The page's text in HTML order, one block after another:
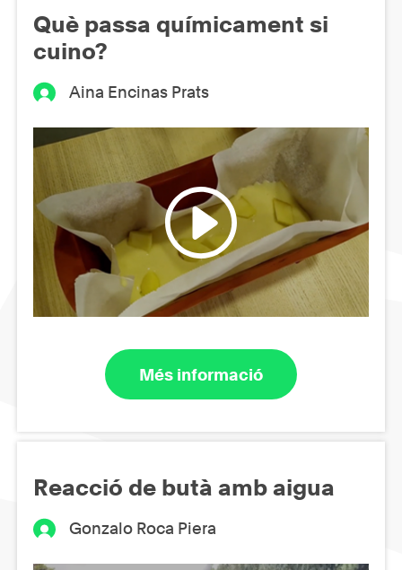
Què passa químicament si
cuino?
Aina Encinas Prats
Més informació
Reacció de butà amb aigua
Gonzalo Roca Piera